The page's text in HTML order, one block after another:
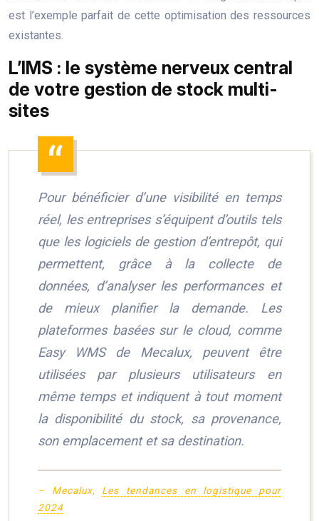
est l’exemple parfait de cette optimisation des ressources
existantes.
L’IMS : le système nerveux central
de votre gestion de stock multi-
sites
Pour bénéficier d’une visibilité en temps
réel, les entreprises s’équipent d’outils tels
que les logiciels de gestion d’entrepôt, qui
permettent, grâce à la collecte de
données, d’analyser les performances et
de mieux planifier la demande. Les
plateformes basées sur le cloud, comme
Easy WMS de Mecalux, peuvent être
utilisées par plusieurs utilisateurs en
même temps et indiquent à tout moment
la disponibilité du stock, sa provenance,
son emplacement et sa destination.
– Mecalux, Les tendances en logistique pour
2024